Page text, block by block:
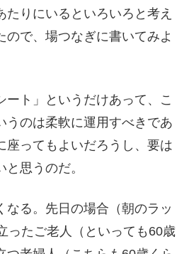
りにいるといろいろと考え
で、場つなぎに書いてみよ
ート」というだけあって、こ
うのは柔軟に運用すべきであ
座ってもよいだろうし、要は
思うのだ。
る。先日の場合（朝のラッ
ったご老人（といっても60歳